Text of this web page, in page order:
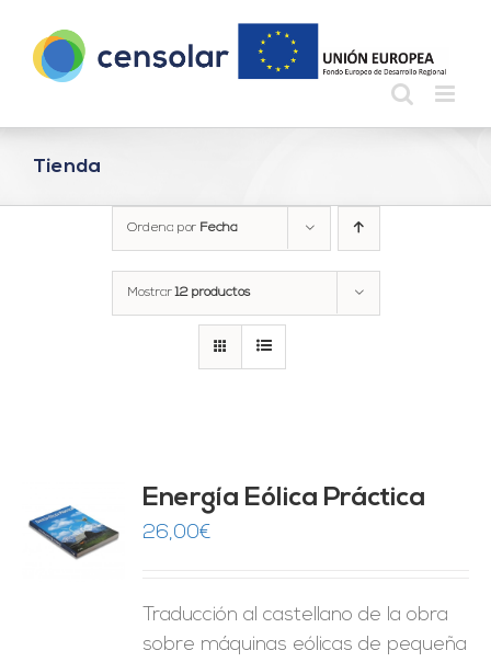
contenido
Tienda
Ordena por Fecha
Mostrar12 productos
Energía Eólica Práctica
26,00€
Traducción al castellano de la obra
sobre máquinas eólicas de pequeña